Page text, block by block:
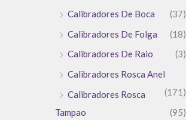
Calibradores De Boca
(37)
Calibradores De Folga
(18)
Calibradores De Raio
(3)
Calibradores Rosca Anel
(171)
Calibradores Rosca
Tampao
(95)